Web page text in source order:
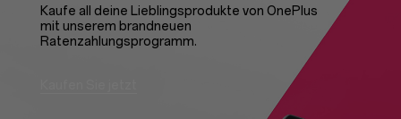
Kaufe all deine Lieblingsprodukte von OnePlus
mit unserem brandneuen
Ratenzahlungsprogramm.